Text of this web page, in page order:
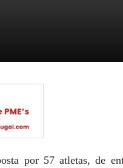
por 57 atletas, de